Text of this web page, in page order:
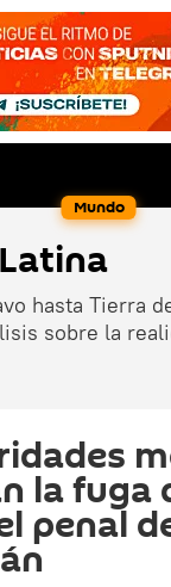
Mundo
hasta Tierra
sobre la
la fuga
penal